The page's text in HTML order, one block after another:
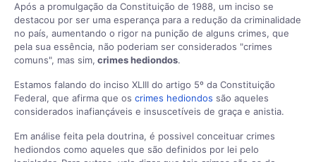
Após a promulgação da Constituição de 1988, um inciso se
destacou por ser uma esperança para a redução da criminalidade
no país, aumentando o rigor na punição de alguns crimes, que
pela sua essência, não poderiam ser considerados "crimes
comuns", mas sim, crimes hediondos.
Estamos falando do inciso XLIII do artigo 5º da Constituição
Federal, que afirma que os crimes hediondos são aqueles
considerados inafiançáveis e insuscetíveis de graça e anistia.
Em análise feita pela doutrina, é possivel conceituar crimes
hediondos como aqueles que são definidos por lei pelo